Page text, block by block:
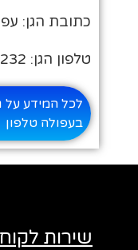
כתובת הגן:
טלפון הגן: 04-6526232
לכל המידע על
בעפולה טלפון
שירות